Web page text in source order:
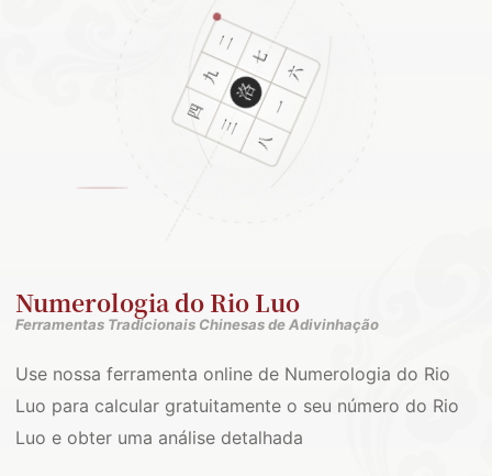
Numerologia do Rio Luo
Ferramentas Tradicionais Chinesas de Adivinhação
Use nossa ferramenta online de Numerologia do Rio
Luo para calcular gratuitamente o seu número do Rio
Luo e obter uma análise detalhada